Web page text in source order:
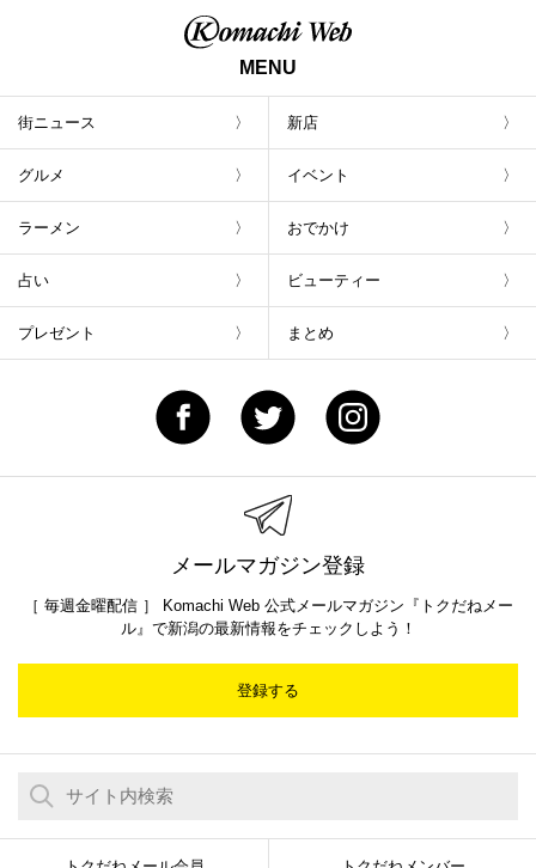
MENU
街ニュース 新店
グルメ イベント
ラーメン おでかけ
占い ビューティー
プレゼント まとめ
メールマガジン登録
［ 毎週金曜配信 ］ Komachi Web 公式メールマガジン『トクだねメー
ル』で新潟の最新情報をチェックしよう！
登録する